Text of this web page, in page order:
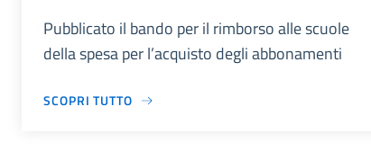
Pubblicato il bando per il rimborso alle scuole
della spesa per l’acquisto degli abbonamenti
SCOPRI TUTTO